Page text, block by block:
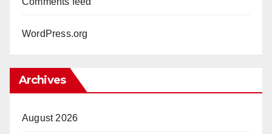
WordPress.org
Archives
August 2026